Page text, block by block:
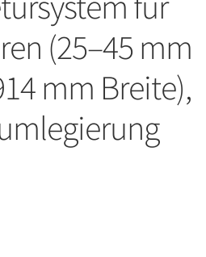
(25–45 mm
mm Breite),